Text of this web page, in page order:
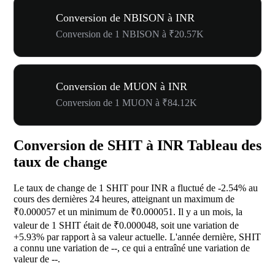
Conversion de NBISON à INR
Conversion de 1 NBISON à ₹20.57K
Conversion de MUON à INR
Conversion de 1 MUON à ₹84.12K
Conversion de SHIT à INR Tableau des
taux de change
Le taux de change de 1 SHIT pour INR a fluctué de -2.54% au
cours des dernières 24 heures, atteignant un maximum de
₹0.000057 et un minimum de ₹0.000051. Il y a un mois, la
valeur de 1 SHIT était de ₹0.000048, soit une variation de
+5.93% par rapport à sa valeur actuelle. L'année dernière, SHIT
a connu une variation de --, ce qui a entraîné une variation de
valeur de --.